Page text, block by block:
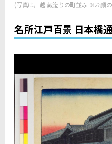
(写真は川越 蔵造りの町並み ※お顔
名所江戸百景 日本橋